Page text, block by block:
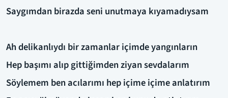
Saygımdan birazda seni unutmaya kıyamadıysam
Ah delikanlıydı bir zamanlar içimde yangınların
Hep başımı alıp gittiğimden ziyan sevdalarım
Söylemem ben acılarımı hep içime içime anlatırım